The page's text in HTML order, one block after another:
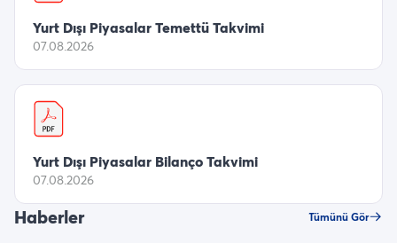
Yurt Dışı Piyasalar Temettü Takvimi
07.08.2026
Yurt Dışı Piyasalar Bilanço Takvimi
07.08.2026
Haberler Tümünü Gör